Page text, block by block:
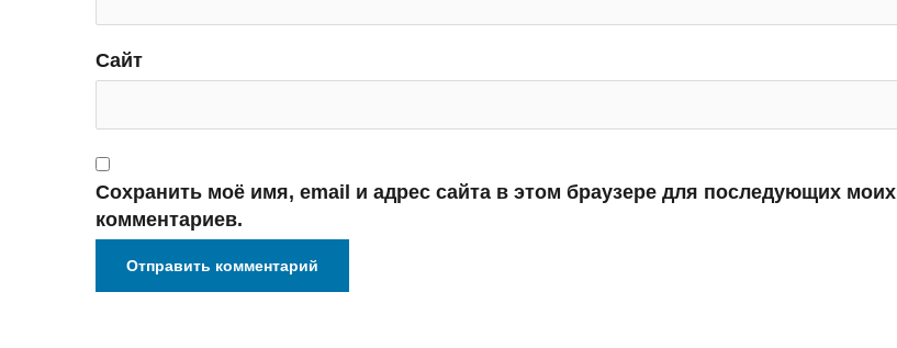
Сайт
Сохранить моё имя, email и адрес сайта в этом браузере для последующих моих
комментариев.